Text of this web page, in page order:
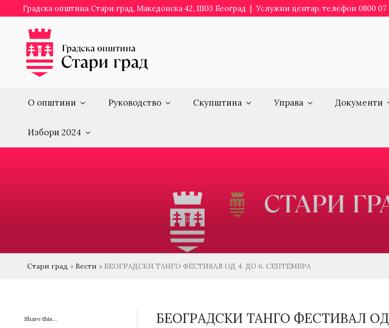
to
content
Градска општина Стари град, Македонска 42, 11103 Београд | Услужни центар, телефон 0800 07
О општини Руководство Скупштина Управа Документи
Избори 2024
Стари град » Вести » БЕОГРАДСКИ ТАНГО ФЕСТИВАЛ ОД 4. ДО 6. СЕПТЕМБРА
Share this... БЕОГРАДСКИ ТАНГО ФЕСТИВАЛ